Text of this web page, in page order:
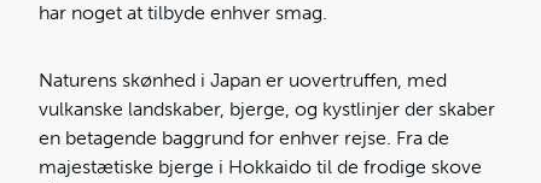
har noget at tilbyde enhver smag.
Naturens skønhed i Japan er uovertruffen, med
vulkanske landskaber, bjerge, og kystlinjer der skaber
en betagende baggrund for enhver rejse. Fra de
majestætiske bjerge i Hokkaido til de frodige skove